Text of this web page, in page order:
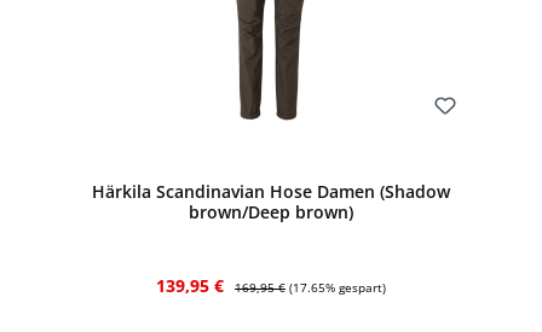
Härkila Scandinavian Hose Damen (Shadow
brown/Deep brown)
Verkaufspreis:
139,95 € 169,95 € (17.65% gespart)